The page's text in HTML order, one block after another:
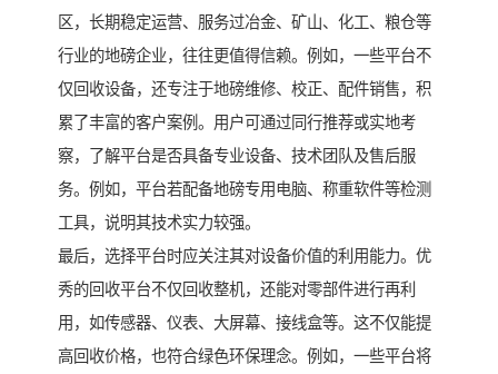
区，长期稳定运营、服务过冶金、矿山、化工、粮仓等
行业的地磅企业，往往更值得信赖。例如，一些平台不
仅回收设备，还专注于地磅维修、校正、配件销售，积
累了丰富的客户案例。用户可通过同行推荐或实地考
察，了解平台是否具备专业设备、技术团队及售后服
务。例如，平台若配备地磅专用电脑、称重软件等检测
工具，说明其技术实力较强。
最后，选择平台时应关注其对设备价值的利用能力。优
秀的回收平台不仅回收整机，还能对零部件进行再利
用，如传感器、仪表、大屏幕、接线盒等。这不仅能提
高回收价格，也符合绿色环保理念。例如，一些平台将